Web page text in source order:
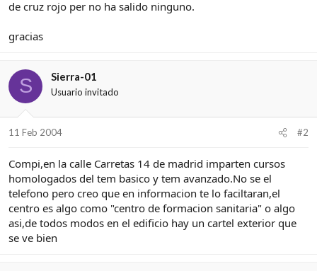
e
a
de cruz rojo per no ha salido ninguno.
gracias
S Sierra-01
Usuario invitado
11 Feb 2004 #2
Compi,en la calle Carretas 14 de madrid imparten cursos
homologados del tem basico y tem avanzado.No se el
telefono pero creo que en informacion te lo faciltaran,el
centro es algo como "centro de formacion sanitaria" o algo
asi,de todos modos en el edificio hay un cartel exterior que
se ve bien